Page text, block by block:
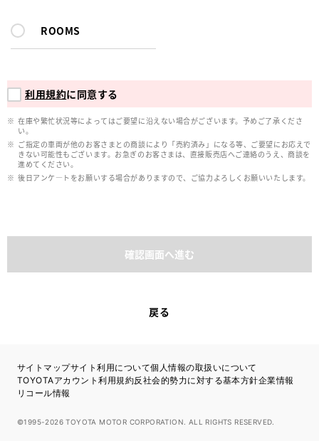
ROOMS
利用規約に同意する
在庫や繁忙状況等によってはご要望に沿えない場合がございます。予めご了承くださ
い。
ご指定の車両が他のお客さまとの商談により「売約済み」になる等、ご要望にお応えで
きない可能性もございます。お急ぎのお客さまは、直接販売店へご連絡のうえ、商談を
進めてください。
後日アンケ―トをお願いする場合がありますので、ご協力よろしくお願いいたします。
確認画面へ進む
戻る
サイトマップサイト利用について個人情報の取扱いについて
TOYOTAアカウント利用規約反社会的勢力に対する基本方針企業情報
リコール情報
©1995-2026 TOYOTA MOTOR CORPORATION. ALL RIGHTS RESERVED.